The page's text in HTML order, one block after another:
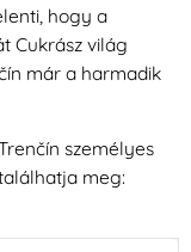
hogy a
Cukrász világ
már a harmadik
személyes
meg: